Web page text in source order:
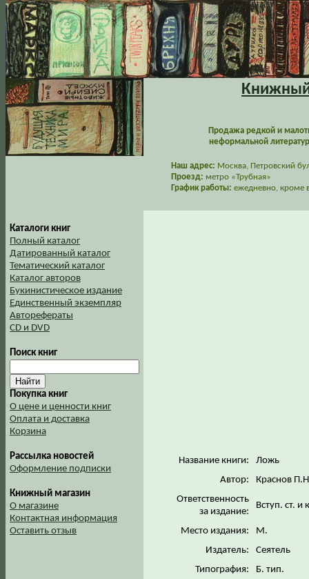
Книжный
Продажа редкой и
неформальной
Наш адрес: Москва, Петровский
Проезд: метро «Трубная»
График работы: ежедневно, кроме
Каталоги книг
Полный каталог
Датированный каталог
Тематический каталог
Каталог авторов
Букинистическое издание
Единственный экземпляр
Авторефераты
CD и DVD
Поиск книг
Покупка книг
О цене и ценности книг
Оплата и доставка
Корзина
Рассылка новостей
Оформление подписки
Книжный магазин
О магазине
Контактная информация
Оставить отзыв
Название книги:
Ложь
Автор:
Краснов
Ответственность
за издание:
Вступ. ст.
Место издания:
М.
Издатель:
Сеятель
Типография:
Б. тип.